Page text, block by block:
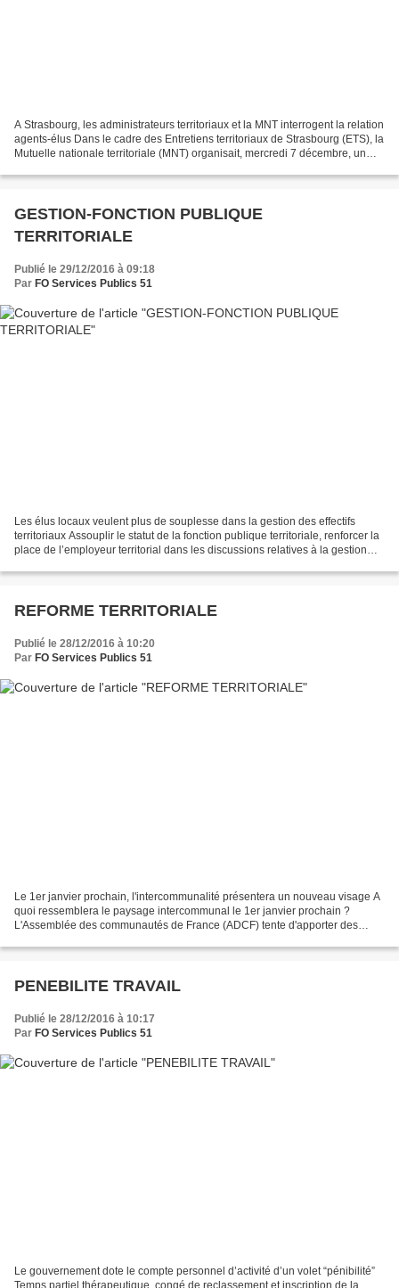
A Strasbourg, les administrateurs territoriaux et la MNT interrogent la relation
agents-élus Dans le cadre des Entretiens territoriaux de Strasbourg (ETS), la
Mutuelle nationale territoriale (MNT) organisait, mercredi 7 décembre, un
GESTION-FONCTION PUBLIQUE
TERRITORIALE
Publié le 29/12/2016 à 09:18
Par FO Services Publics 51
Les élus locaux veulent plus de souplesse dans la gestion des effectifs
territoriaux Assouplir le statut de la fonction publique territoriale, renforcer la
place de l’employeur territorial dans les discussions relatives à la gestion
REFORME TERRITORIALE
Publié le 28/12/2016 à 10:20
Par FO Services Publics 51
Le 1er janvier prochain, l'intercommunalité présentera un nouveau visage A
quoi ressemblera le paysage intercommunal le 1er janvier prochain ?
L'Assemblée des communautés de France (ADCF) tente d'apporter des
PENEBILITE TRAVAIL
Publié le 28/12/2016 à 10:17
Par FO Services Publics 51
Le gouvernement dote le compte personnel d’activité d’un volet “pénibilité”
Temps partiel thérapeutique, congé de reclassement et inscription de la